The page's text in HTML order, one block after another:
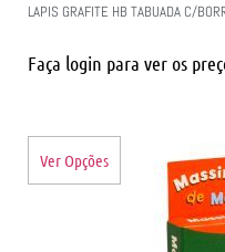
LAPIS GRAFITE HB TABUADA C/
Faça login para ver os
Ver Opções